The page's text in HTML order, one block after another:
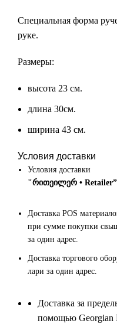
Специальная форма
руке.
Размеры:
высота 23 см.
длина 30см.
ширина 43 см.
Условия доставки
Условия доставки
"რითეილერ • Retailer”
Доставка POS
при сумме покупки
за один адрес.
Доставка торгового
лари за один адрес.
Доставка за
помощью Georgian